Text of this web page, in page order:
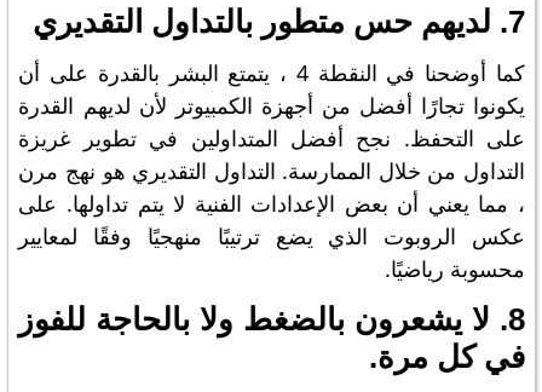
7. لديهم حس متطور بالتداول التقديري
كما أوضحنا في النقطة 4 ، يتمتع البشر بالقدرة على أن
يكونوا تجارًا أفضل من أجهزة الكمبيوتر لأن لديهم القدرة
على التحفظ. نجح أفضل المتداولين في تطوير غريزة
التداول من خلال الممارسة. التداول التقديري هو نهج مرن
، مما يعني أن بعض الإعدادات الفنية لا يتم تداولها. على
عكس الروبوت الذي يضع ترتيبًا منهجيًا وفقًا لمعايير
محسوبة رياضيًا.
8. لا يشعرون بالضغط ولا بالحاجة للفوز
في كل مرة.